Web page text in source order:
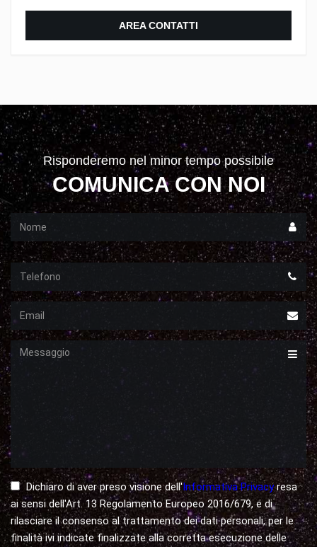
AREA CONTATTI
Risponderemo nel minor tempo possibile
COMUNICA CON NOI
Nome
Email
Messaggio
Dichiaro di aver preso visione dell'Informativa Privacyresa
ai sensi dell'Art. 13 Regolamento Europeo 2016/679, e di
rilasciare il consenso al trattamento dei dati personali, per le
finalità ivi indicate finalizzate alla corretta esecuzione delle